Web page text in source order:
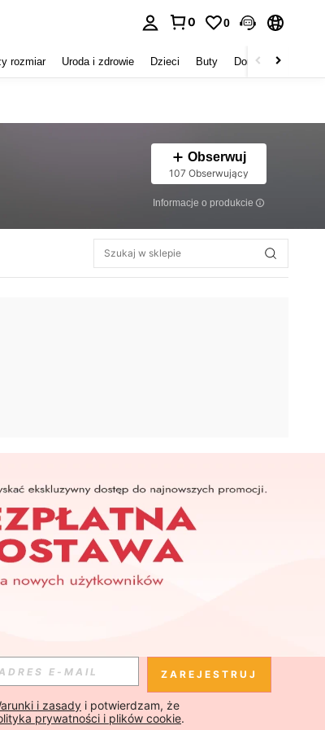
0 0
rozmiar Uroda i zdrowie Dzieci Buty Domowe Tekstylia
Obserwuj
107 Obserwujący
Informacje o produkcie
ZAREJESTRUJ
i zasady i potwierdzam, że
prywatności i plików cookie.